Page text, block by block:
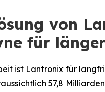
von
für
ist Lantronix für
57,8